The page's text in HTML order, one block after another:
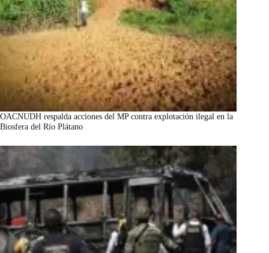
OACNUDH respalda acciones del MP contra explotación ilegal en la
Biosfera del Río Plátano